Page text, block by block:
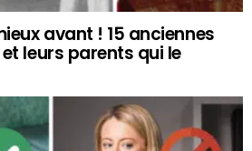
avant ! 15 anciennes
leurs parents qui le